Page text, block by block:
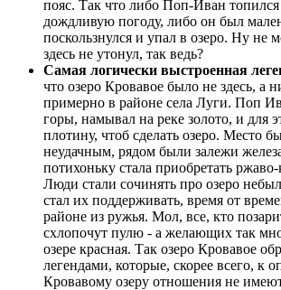
пояс. Так что либо Поп-Иван топился
дождливую погоду, либо он был
поскользнулся и упал в озеро. Ну не
здесь не утонул, так ведь?
Самая логически выстроенная
что озеро Кровавое было не здесь, а
примерно в районе села Луги. Поп
горы, намывал на реке золото, и для
плотину, чтоб сделать озеро. Место
неудачным, рядом были залежи
потихоньку стала приобретать
Люди стали сочинять про озеро
стал их поддерживать, время от
районе из ружья. Мол, все, кто
схлопочут пулю - а желающих так
озере красная. Так озеро Кровавое
легендами, которые, скорее всего, к
Кровавому озеру отношения не